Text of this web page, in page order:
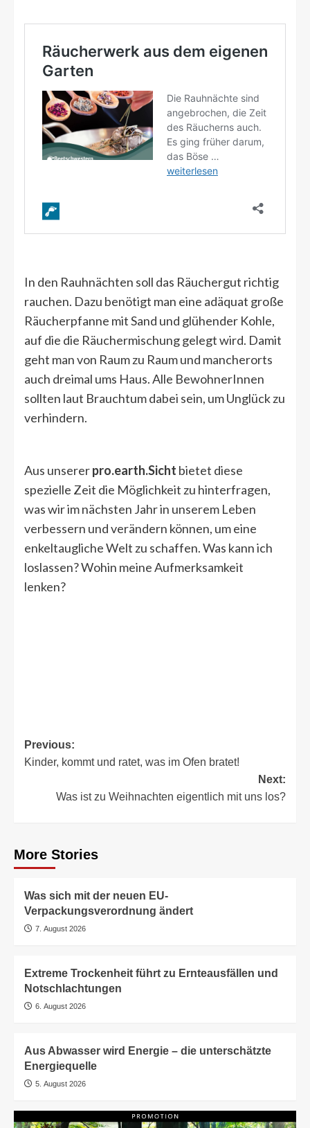
In den Rauhnächten soll das Räuchergut richtig
rauchen. Dazu benötigt man eine adäquat große
Räucherpfanne mit Sand und glühender Kohle,
auf die die Räuchermischung gelegt wird. Damit
geht man von Raum zu Raum und mancherorts
auch dreimal ums Haus. Alle BewohnerInnen
sollten laut Brauchtum dabei sein, um Unglück zu
verhindern.
Aus unsererpro.earth.Sicht bietet diese
spezielle Zeit die Möglichkeit zu hinterfragen,
was wir im nächsten Jahr in unserem Leben
verbessern und verändern können, um eine
enkeltaugliche Welt zu schaffen. Was kann ich
loslassen? Wohin meine Aufmerksamkeit
lenken?
Post
navigation
Previous:
Kinder, kommt und ratet, was im Ofen bratet!
Next:
Was ist zu Weihnachten eigentlich mit uns los?
More Stories
Was sich mit der neuen EU-
Verpackungsverordnung ändert
7. August 2026
Extreme Trockenheit führt zu Ernteausfällen und
Notschlachtungen
6. August 2026
Aus Abwasser wird Energie – die unterschätzte
Energiequelle
5. August 2026